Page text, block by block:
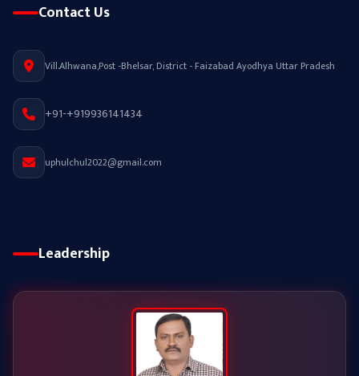
Contact Us
Vill.Alhwana,Post -Bhelsar, District - Faizabad Ayodhya Uttar Pradesh
+91-+919936141434
uphulchul2022@gmail.com
Leadership